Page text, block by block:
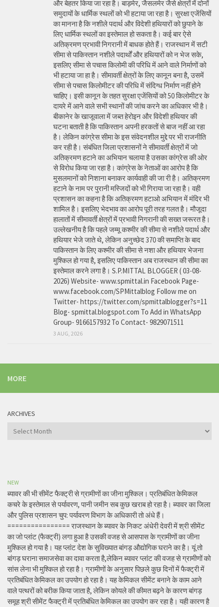
और बेहतर किया जा रहा है। बाड़मेर, जैसलमेर जैसे क्षेत्रों में दोनों
समुदायों के धार्मिक स्थलों को भी हटाया जा रहा है। सुरक्षा एजेंसियों
का मानना है कि नशीले पदार्थ और विदेशी हथियारों को छुपाने के
लिए धार्मिक स्थलों का इस्तेमाल हो सकता है। कई बार ऐसे
अतिक्रमण प्रभावी निगरानी में बाधक होते हैं। राजस्थान में सटी
सीमा से पाकिस्तान नशीले पदार्थों और हथियारों को न भेज सके,
इसलिए सीमा से पचास किलोमी की परिधि में आने वाले निर्माणों को
भी हटाया जा हा है। सीमावर्ती क्षेत्रों के लिए कानून बना है, उसमें
सीमा से पचास किलोमीटर की परिधि में संदिग्ध निर्माण नहीं होने
चाहिए। इसी कानून के तहत सुरक्षा एजेंसियों को 50 किलोमीटर के
दायरे में आने वाले सभी स्थानों की जांच करने का अधिकार भी है।
बीकानेर के खाजूवाला में जब्त हेरोइन और विदेशी हथियार की
घटना बताती है कि पाकिस्तान अपनी हरकतों से बाज नहीं आ रहा
है। लेकिन कांग्रेस सीमा के इस संवेदनशील मुद्दे पर भी राजनीति
कर रही है। संबंधित जिला प्रशासनों ने सीमावर्ती क्षेत्रों में जो
अतिक्रमण हटाने का अभियान चलाया है उसका कांग्रेस की ओर
से विरोध किया जा रहा है। कांग्रेस के नेताओं का आरोप है कि
मुसलमानों को निशाना बनाकर कार्यवाही की जा री है। अतिक्रमण
हटाने के नाम पर पुरानी मस्जिदों को भी गिराया जा रहा है। वही
प्रशासन का कहना है कि अतिक्रमण हटाओ अभियान में मंदिर भी
शामिल है। इसलिए भेदभाव का आरोप पूरी तरह गलत है। मौजूदा
हालातों में सीमावर्ती क्षेत्रों में प्रभावी निगरानी की सख्त जरूरत है।
उल्लेखनीय है कि पहले जम्मू कश्मीर की सीमा से नशीले पदार्थ और
हथियार भेजे जाते थे, लेकिन अनुच्छेद 370 की समाप्ति के बाद
पाकिस्तान के लिए कश्मीर की सीमा से नशा और हथियार भेजना
मुश्किल हो गया है, इसलिए पाकिस्तान अब राजस्थान की सीमा का
इस्तेमाल करने लगा है। S.P.MITTAL BLOGGER ( 03-08-
2026) Website- www.spmittal.in Facebook Page-
www.facebook.com/SPMittalblog Follow me on
Twitter- https://twitter.com/spmittalblogger?s=11
Blog- spmittal.blogspot.com To Add in WhatsApp
Group- 9166157932 To Contact- 9829071511
3 AUG, 2026
MORE
ARCHIVES
Archives
NEW
ब्यावर की भी सीमेंट फैक्ट्री से ग्रामीणों का जीना मुश्किल। प्रतिबंधित केमिकल
कचरे के इस्तेमाल से पर्यावरण, पानी जमीन सब कुछ खराब हो रहा है। ब्यावर का जिला
और पुलिस प्रशासन चुप: पर्यावरण विभाग के अधिकारी तो अंधे हैं।
================ राजस्थान के ब्यावर के निकट अंधेरी देवरी में श्री सीमेंट
का जो प्लांट (फैक्ट्री) लगा हुआ है उसकी वजह से आसपास के ग्रामीणों का जीना
मुश्किल हो गया है। यह प्लांट देश के सुविख्यात बांगड़ औद्योगिक घराने का है। यूं तो
बांगड़ घराना समाजसेवा का दावा करता है,लेकिन ब्यावर प्लांट की वजह से ग्रामीणों को
सांस लेना भी मुश्किल हो रहा है। ग्रामीणों के अनुसार पिछले कुछ दिनों में फैक्ट्री में
प्रतिबंधित केमिकल का उपयोग हो रहा है। यह केमिकल सीमेंट बनाने के काम आने
वाले पत्थरों को बरीक किया जाता है, लेकिन कोयले की कीमत बढ़ने के कारण बांगड़
समूह श्री सीमेंट फैक्ट्री में प्रतिबंधित केमिकल का उपयोग कर रहा है। यही कारण है